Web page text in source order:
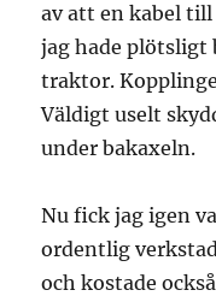
av att en kabel
jag hade plötsligt
traktor.
Väldigt uselt
under bakaxeln.
Nu fick jag igen
ordentlig
och kostade